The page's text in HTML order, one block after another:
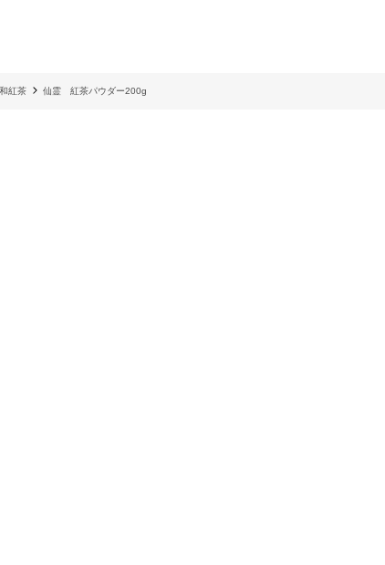
和紅茶 仙霊 紅茶パウダー200g